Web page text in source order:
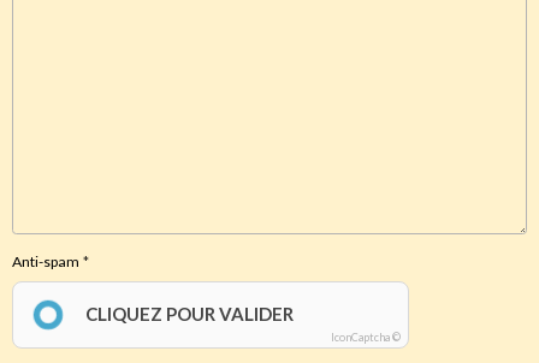
Anti-spam
CLIQUEZ POUR VALIDER
IconCaptcha ©